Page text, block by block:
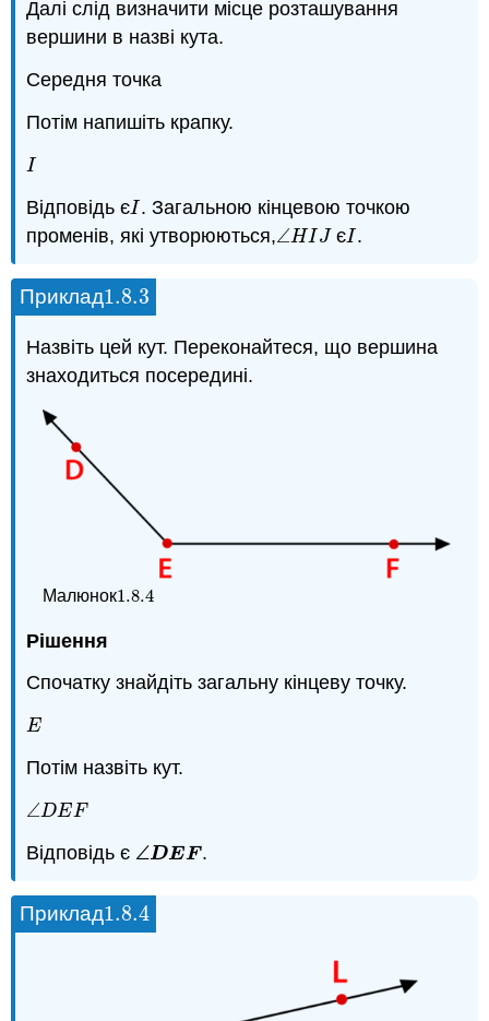
Далі слід визначити місце розташування
вершини в назві кута.
Середня точка
Потім напишіть крапку.
I
I
Відповідь єI
I . Загальною кінцевою точкою
променів, які утворюються,∠HI J
∠HIJ єI
I .
Приклад1.8.3
1.8.3
Назвіть цей кут. Переконайтеся, що вершина
знаходиться посередині.
Малюнок1.8.4
1.8.4
Рішення
Спочатку знайдіть загальну кінцеву точку.
E
E
Потім назвіть кут.
∠DEF
∠DEF
Відповідь є ∠DEF
∠DEF .
Приклад1.8.4
1.8.4